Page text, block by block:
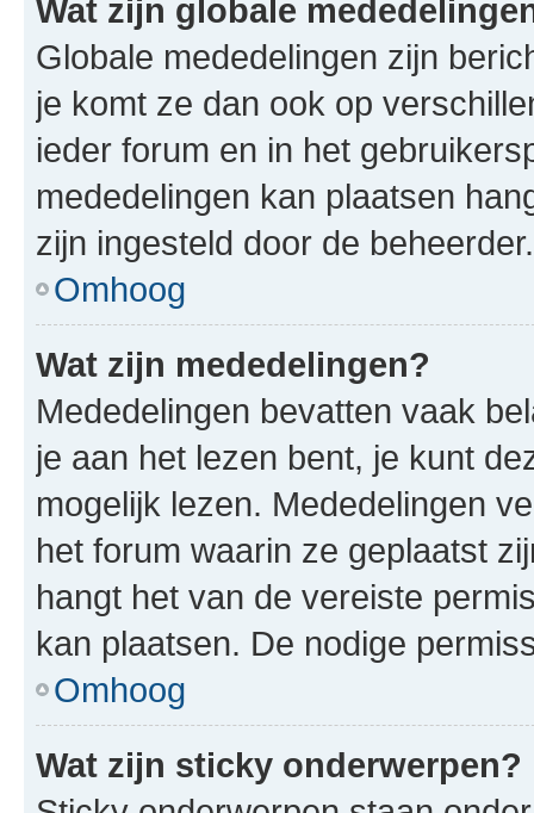
Wat zijn globale
Globale mededelingen zijn
je komt ze dan ook op
ieder forum en in het
mededelingen kan plaatsen
zijn ingesteld door de beheerder.
Omhoog
Wat zijn mededelingen?
Mededelingen bevatten vaak
je aan het lezen bent, je kunt
mogelijk lezen. Mededelingen
het forum waarin ze geplaatst
hangt het van de vereiste
kan plaatsen. De nodige
Omhoog
Wat zijn sticky onderwerpen?